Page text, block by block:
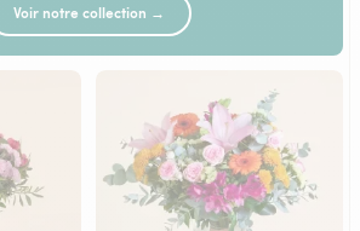
Voir notre collection →